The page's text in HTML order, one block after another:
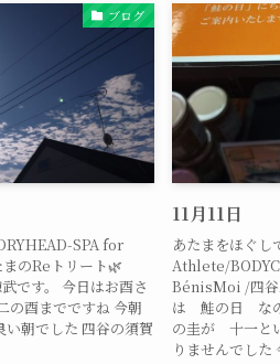
ブログ
SPA for
のReトリート🌿
です。 今日はお酉さ
の酉までですね 今朝
朝でした 四谷の須賀
11月11日
あたまをほぐ
Athlete/
BénisMoi /四谷
は 鮭の日 な
の圭が 十一と
りませんでした